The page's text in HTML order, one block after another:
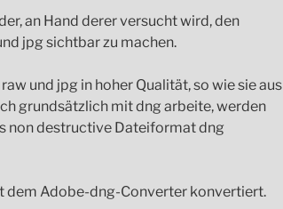
an Hand derer versucht wird, den
jpg sichtbar zu machen.
und jpg in hoher Qualität, so wie sie aus
grundsätzlich mit dng arbeite, werden
non destructive Dateiformat dng
dem Adobe-dng-Converter konvertiert.